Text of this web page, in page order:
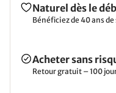
Naturel dès le
Bénéficiez de 40 ans
Acheter sans
Retour gratuit – 100